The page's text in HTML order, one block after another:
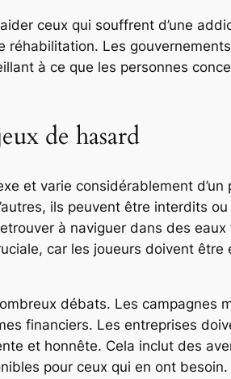
ceux qui souffrent d’une
réhabilitation. Les
à ce que les personnes
de hasard
et varie considérablement d’un
ils peuvent être interdits
à naviguer dans des
car les joueurs doivent
débats. Les campagnes
financiers. Les entreprises
et honnête. Cela inclut des
pour ceux qui en ont besoin.